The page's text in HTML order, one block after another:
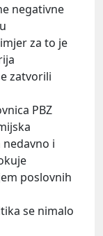
negativne
za to je
zatvorili
PBZ
i
poslovnih
se nimalo